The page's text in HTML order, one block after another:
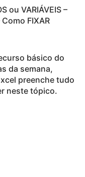
ou VARIÁVEIS –
FIXAR
básico do
da semana,
preenche tudo
neste tópico.